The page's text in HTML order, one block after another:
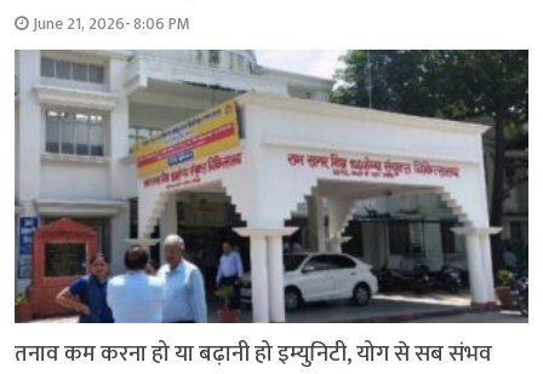
June 21, 2026- 8:06 PM
तनाव कम करना हो या बढ़ानी हो इम्युनिटी, योग से सब संभव